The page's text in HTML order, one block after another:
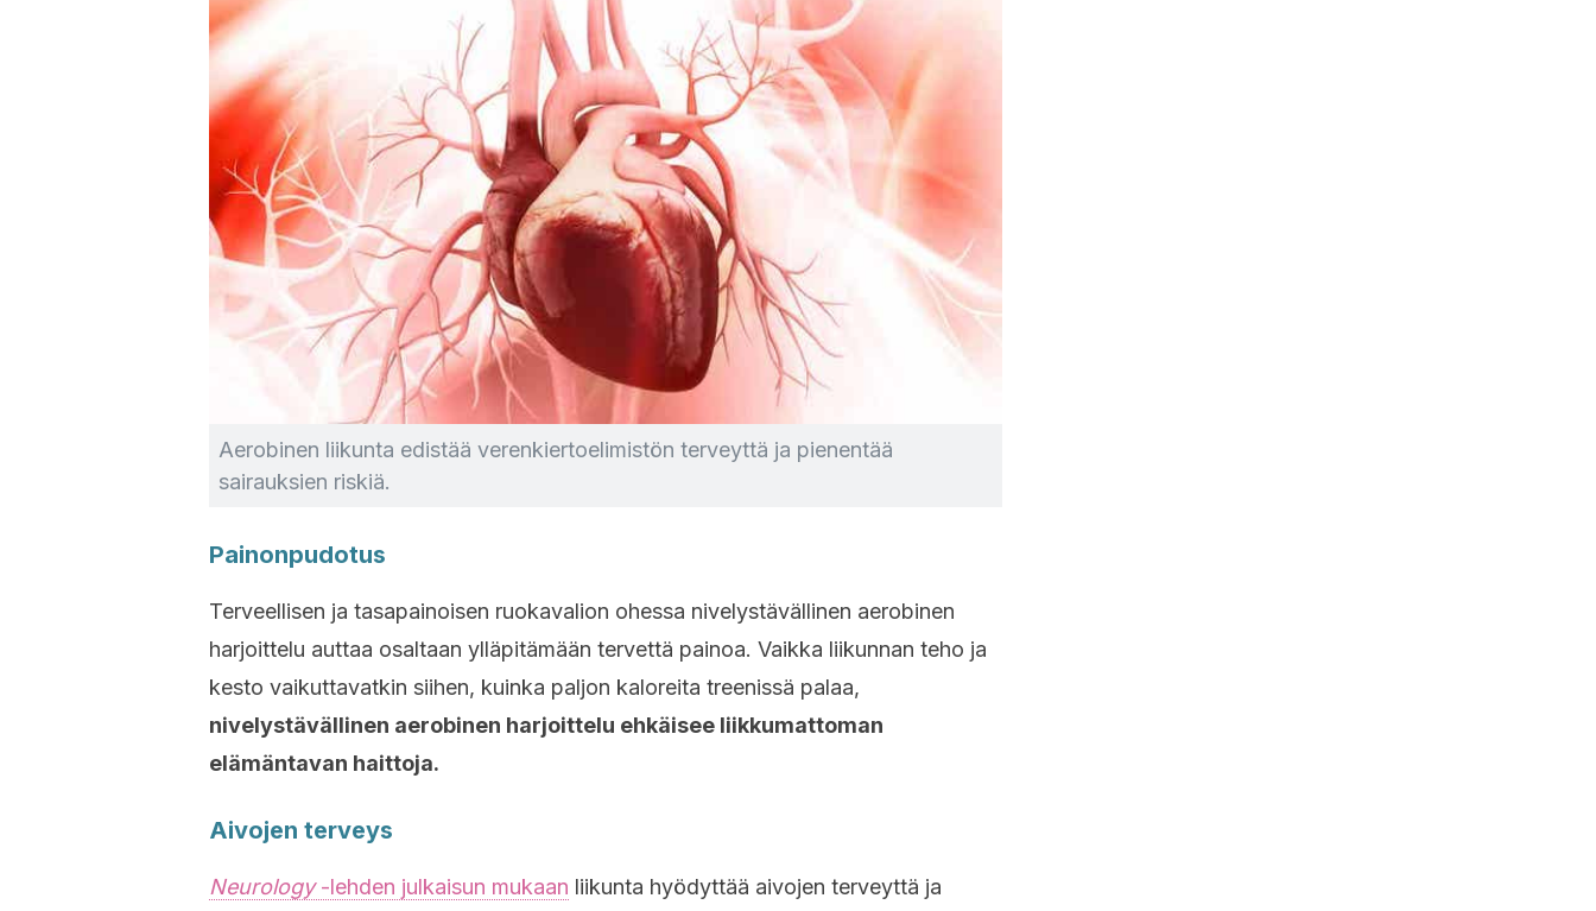
Aerobinen liikunta edistää verenkiertoelimistön terveyttä ja pienentää
sairauksien riskiä.
Painonpudotus
Terveellisen ja tasapainoisen ruokavalion ohessa nivelystävällinen aerobinen
harjoittelu auttaa osaltaan ylläpitämään tervettä painoa. Vaikka liikunnan teho ja
kesto vaikuttavatkin siihen, kuinka paljon kaloreita treenissä palaa,
nivelystävällinen aerobinen harjoittelu ehkäisee liikkumattoman
elämäntavan haittoja.
Aivojen terveys
Neurology-lehden julkaisun mukaan liikunta hyödyttää aivojen terveyttä ja